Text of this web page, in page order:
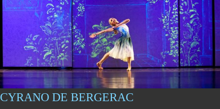
CYRANO DE BERGERAC